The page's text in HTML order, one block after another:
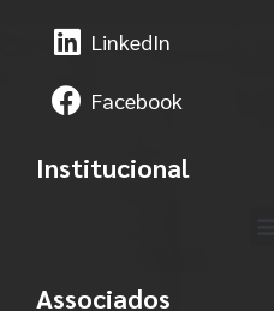
LinkedIn
Facebook
Institucional
Associados